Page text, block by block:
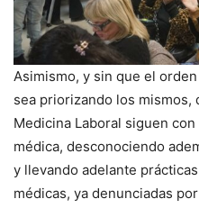
Asimismo, y sin que el
sea priorizando los mismos,
Medicina Laboral siguen
médica, desconociendo
y llevando adelante
médicas, ya denunciadas